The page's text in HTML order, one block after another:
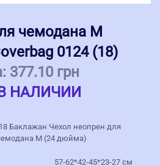
чемодана M
0124 (18)
377.10 грн
НАЛИЧИИ
Баклажан Чехол неопрен для
M (24 дюйма)
57-62*42-45*23-27 см